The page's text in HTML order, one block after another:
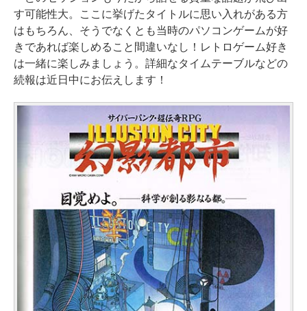
す可能性大。ここに挙げたタイトルに思い入れがある方
はもちろん、そうでなくとも当時のパソコンゲームが好
きであれば楽しめること間違いなし！レトロゲーム好き
は一緒に楽しみましょう。詳細なタイムテーブルなどの
続報は近日中にお伝えします！